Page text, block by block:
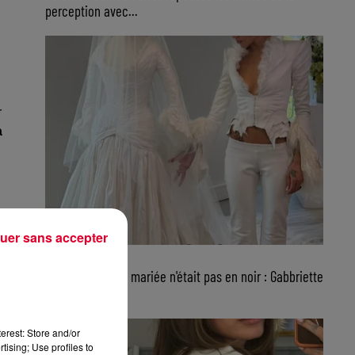
perception avec...
FG CHIC : Non, la mariée n'était pas en noir : Gabbriette
Store and/or
Use profiles to
sans accepter